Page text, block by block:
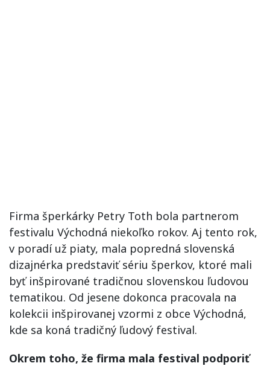
Firma šperkárky Petry Toth bola partnerom
festivalu Východná niekoľko rokov. Aj tento rok,
v poradí už piaty, mala popredná slovenská
dizajnérka predstaviť sériu šperkov, ktoré mali
byť inšpirované tradičnou slovenskou ľudovou
tematikou. Od jesene dokonca pracovala na
kolekcii inšpirovanej vzormi z obce Východná,
kde sa koná tradičný ľudový festival.
Okrem toho, že firma mala festival podporiť